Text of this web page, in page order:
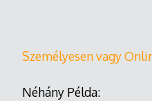
Személyesen vagy
Néhány Példa: